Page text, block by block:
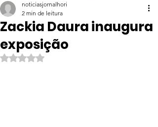
Zackia Daura inaugura
exposição
noticiasjornalhori
2 min de leitura
Avaliado com NaN de 5 estrelas.